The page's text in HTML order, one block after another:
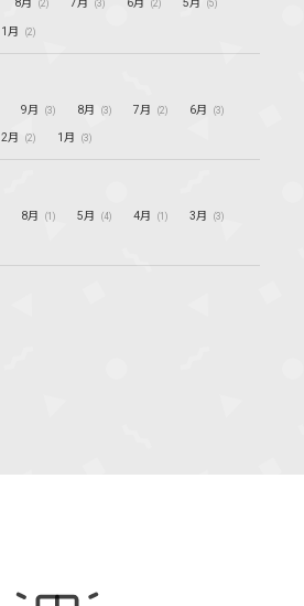
8月 (2) 7月 (3) 6月 (2) 5月 (5)
1月 (2)
9月 (3) 8月 (3) 7月 (2) 6月 (3)
2月 (2) 1月 (3)
8月 (1) 5月 (4) 4月 (1) 3月 (3)